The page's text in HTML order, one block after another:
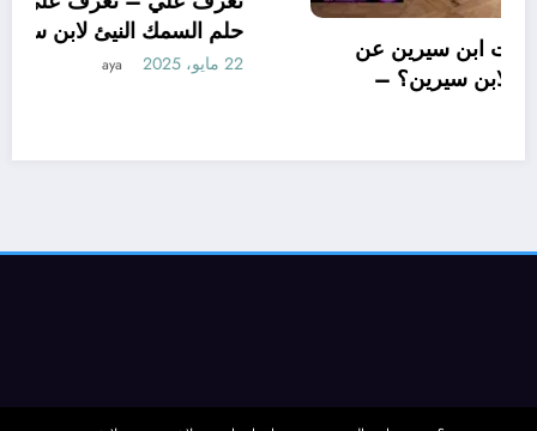
تعرف علي – ما هو أهم تأويلات ابن سيرين عن
تفسير حلم البحث عن فستان لابن سيرين؟ –